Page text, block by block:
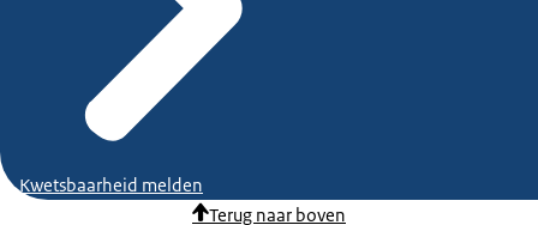
Kwetsbaarheid melden
Terug naar boven